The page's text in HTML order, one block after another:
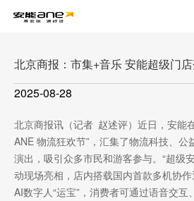
北京商报：市集+音乐 安能超级门
2025-08-28
北京商报讯（记者 赵述评）近日，安能
ANE 物流狂欢节”，汇集了物流科技、
演出，吸引众多市民和游客参与。“超级
动现场亮相，店内搭载国内首款多机协
AI数字人“运宝”，消费者可通过语音交